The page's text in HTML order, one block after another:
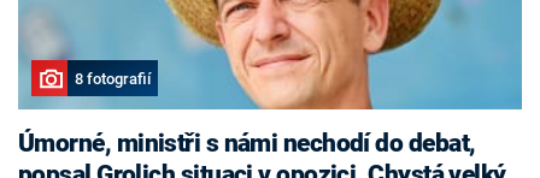
8 fotografií
Úmorné, ministři s námi nechodí do debat,